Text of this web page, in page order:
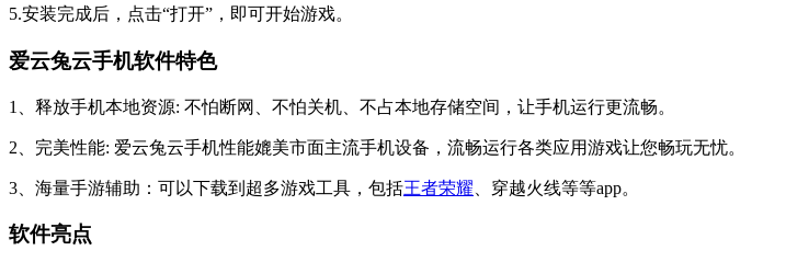
5.安装完成后，点击“打开”，即可开始游戏。
爱云兔云手机软件特色
1、释放手机本地资源: 不怕断网、不怕关机、不占本地存储空间，让手机运行更流畅。
2、完美性能: 爱云兔云手机性能媲美市面主流手机设备，流畅运行各类应用游戏让您畅玩无忧。
3、海量手游辅助：可以下载到超多游戏工具，包括王者荣耀 、穿越火线等等app。
软件亮点